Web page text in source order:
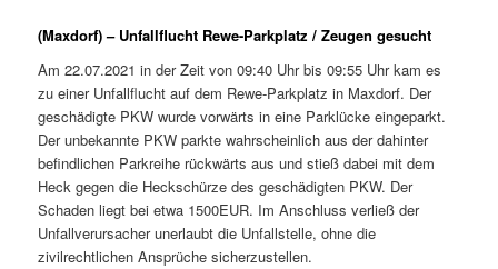
(Maxdorf) – Unfallflucht Rewe-Parkplatz / Zeugen gesucht
Am 22.07.2021 in der Zeit von 09:40 Uhr bis 09:55 Uhr kam es
zu einer Unfallflucht auf dem Rewe-Parkplatz in Maxdorf. Der
geschädigte PKW wurde vorwärts in eine Parklücke eingeparkt.
Der unbekannte PKW parkte wahrscheinlich aus der dahinter
befindlichen Parkreihe rückwärts aus und stieß dabei mit dem
Heck gegen die Heckschürze des geschädigten PKW. Der
Schaden liegt bei etwa 1500EUR. Im Anschluss verließ der
Unfallverursacher unerlaubt die Unfallstelle, ohne die
zivilrechtlichen Ansprüche sicherzustellen.